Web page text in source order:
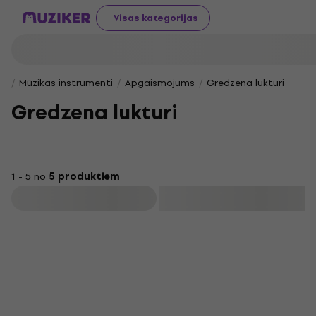
Visas kategorijas
Mūzikas instrumenti Apgaismojums Gredzena lukturi
Gredzena lukturi
1 - 5 no 5 produktiem